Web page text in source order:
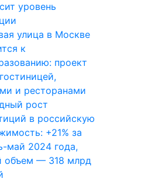
уровень
улица в Москве
к
проект
и ресторанами
рост
в российскую
+21% за
май 2024 года,
объем — 318 млрд